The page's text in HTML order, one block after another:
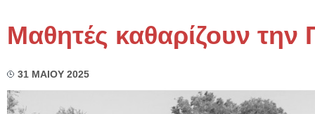
Μαθητές καθαρίζουν την
31 ΜΑΙΟΥ 2025